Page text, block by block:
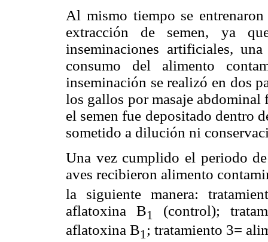
Al mismo tiempo se
extracción de semen, ya
inseminaciones artificiales,
consumo del alimento
inseminación se realizó en dos
los gallos por masaje abdominal
el semen fue depositado dentro
sometido a dilución ni
Una vez cumplido el periodo
aves recibieron alimento
la siguiente manera:
aflatoxina B1
(control);
aflatoxina B1 ; tratamiento 3=